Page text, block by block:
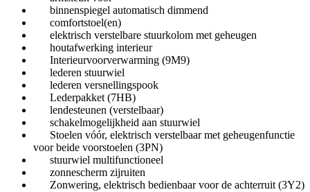
binnenspiegel automatisch dimmend
comfortstoel(en)
elektrisch verstelbare stuurkolom met geheugen
houtafwerking interieur
Interieurvoorverwarming (9M9)
lederen stuurwiel
lederen versnellingspook
Lederpakket (7HB)
lendesteunen (verstelbaar)
schakelmogelijkheid aan stuurwiel
Stoelen vóór, elektrisch verstelbaar met geheugenfunctie
voor beide voorstoelen (3PN)
stuurwiel multifunctioneel
zonnescherm zijruiten
Zonwering, elektrisch bedienbaar voor de achterruit (3Y2)